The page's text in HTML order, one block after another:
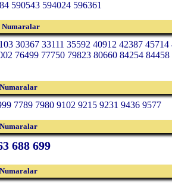
590543 594024 596361
Numaralar
30367 33111 35592 40912 42387
76499 77750 79823 80660 84254
Numaralar
7789 7980 9102 9215 9231 9436 9577
Numaralar
688 699
Numaralar